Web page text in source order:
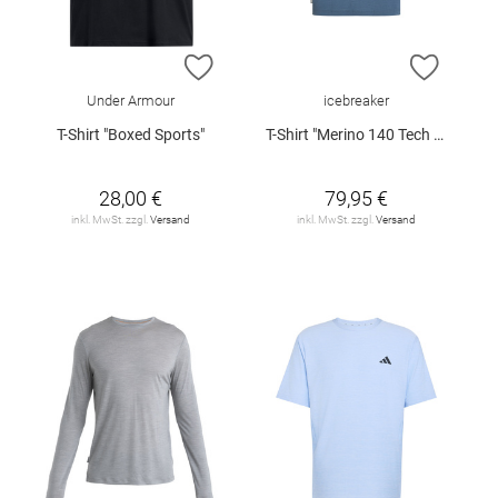
ZUR WUNSCHLISTE HINZUFÜGEN
Under Armour
T-Shirt "Boxed Sports"
28,00 €
inkl. MwSt. zzgl. Versand
ZUR
icebreaker
T-Shirt "Merino 140 Tech Lite III"
79,95 €
inkl. MwSt. zzgl. Versand